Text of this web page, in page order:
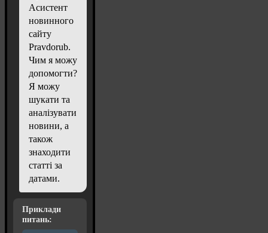
Асистент
новинного
сайту
Pravdorub.
Чим я можу
допомогти?
Я можу
шукати та
аналізувати
новини, а
також
знаходити
статті за
датами.
Приклади
питань: